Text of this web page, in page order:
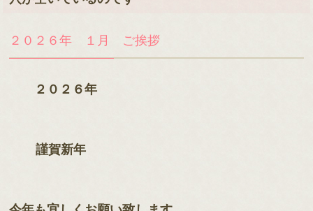
２０２６年 １月 ご挨拶
２０２６年
謹賀新年